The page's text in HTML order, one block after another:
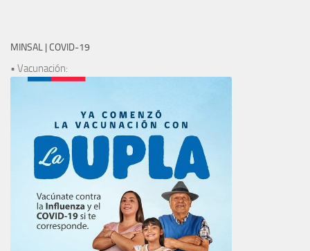
MINSAL | COVID-19
• Vacunación: